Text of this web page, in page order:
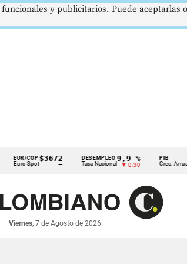
COP
Spot
$3672
—
DESEMPLEO
Tasa Nacional
9,9 %
▼ 0.30
PIB
Crec. Anual
2,8
▲
Viernes, 7 de Agosto de 2026
y publicitarios. Puede aceptarlas